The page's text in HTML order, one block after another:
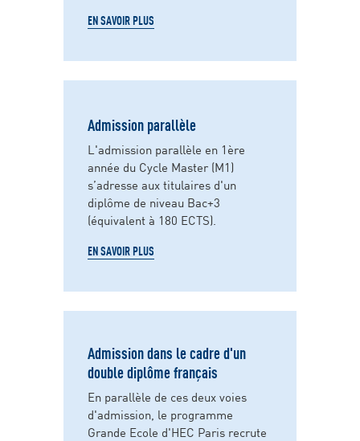
EN SAVOIR PLUS
Admission parallèle
L'admission parallèle en 1ère
année du Cycle Master (M1)
s’adresse aux titulaires d'un
diplôme de niveau Bac+3
(équivalent à 180 ECTS).
EN SAVOIR PLUS
Admission dans le cadre d'un
double diplôme français
En parallèle de ces deux voies
d'admission, le programme
Grande Ecole d'HEC Paris recrute